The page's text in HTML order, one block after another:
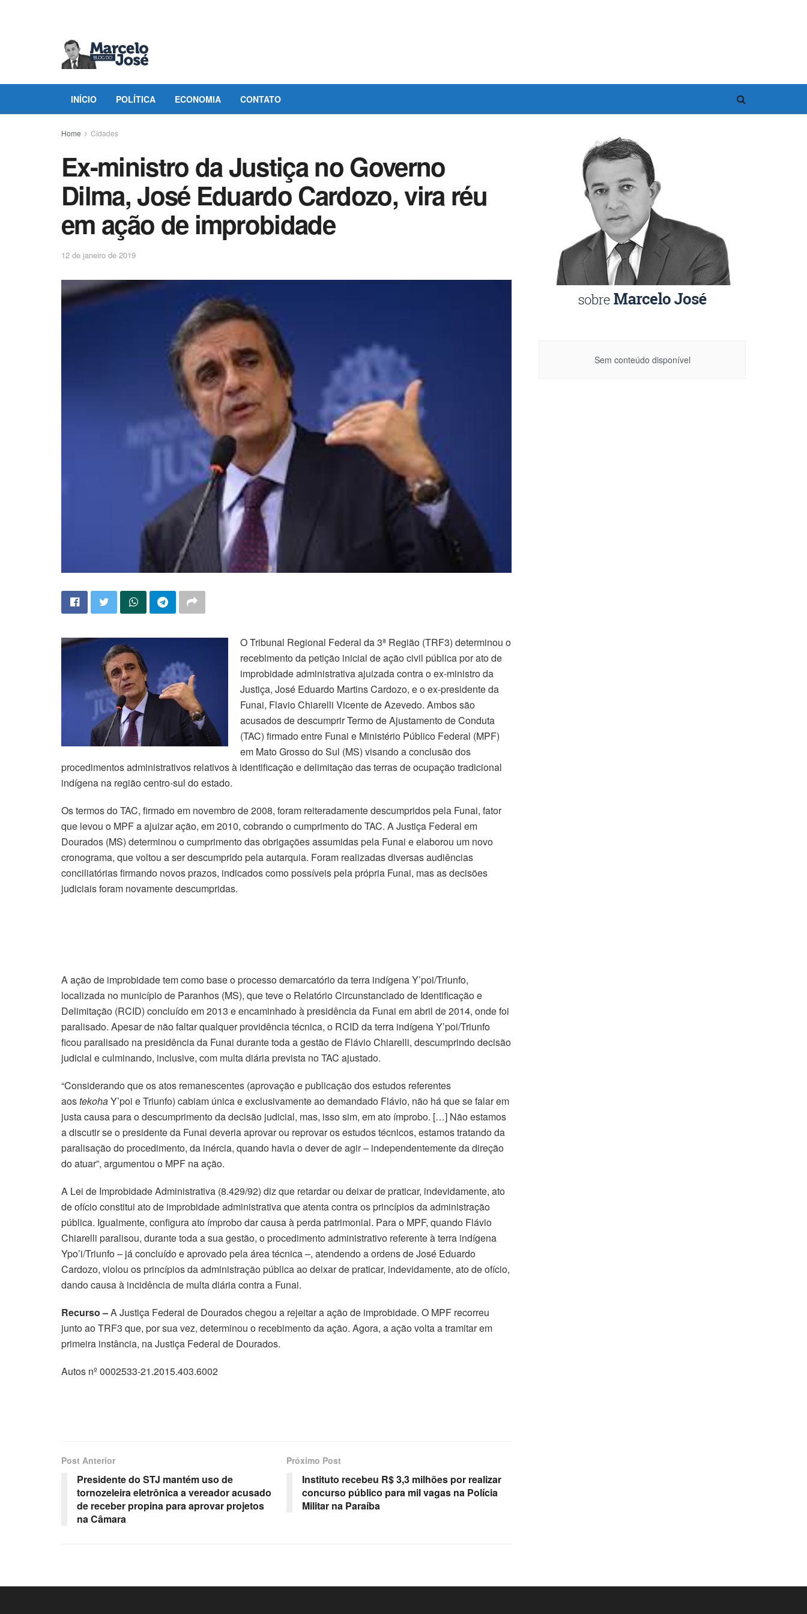
INÍCIO POLÍTICA ECONOMIA CONTATO
Home Cidades
Ex-ministro da Justiça no Governo
Dilma, José Eduardo Cardozo, vira réu
em ação de improbidade
12 de janeiro de 2019
O Tribunal Regional Federal da 3ª Região (TRF3) determinou o
recebimento da petição inicial de ação civil pública por ato de
improbidade administrativa ajuizada contra o ex-ministro da
Justiça, José Eduardo Martins Cardozo, e o ex-presidente da
Funai, Flavio Chiarelli Vicente de Azevedo. Ambos são
acusados de descumprir Termo de Ajustamento de Conduta
(TAC) firmado entre Funai e Ministério Público Federal (MPF)
em Mato Grosso do Sul (MS) visando a conclusão dos
procedimentos administrativos relativos à identificação e delimitação das terras de ocupação tradicional
indígena na região centro-sul do estado.
Os termos do TAC, firmado em novembro de 2008, foram reiteradamente descumpridos pela Funai, fator
que levou o MPF a ajuizar ação, em 2010, cobrando o cumprimento do TAC. A Justiça Federal em
Dourados (MS) determinou o cumprimento das obrigações assumidas pela Funai e elaborou um novo
cronograma, que voltou a ser descumprido pela autarquia. Foram realizadas diversas audiências
conciliatórias firmando novos prazos, indicados como possíveis pela própria Funai, mas as decisões
judiciais foram novamente descumpridas.
A ação de improbidade tem como base o processo demarcatório da terra indígena Y’poi/Triunfo,
localizada no município de Paranhos (MS), que teve o Relatório Circunstanciado de Identificação e
Delimitação (RCID) concluído em 2013 e encaminhado à presidência da Funai em abril de 2014, onde foi
paralisado. Apesar de não faltar qualquer providência técnica, o RCID da terra indígena Y’poi/Triunfo
ficou paralisado na presidência da Funai durante toda a gestão de Flávio Chiarelli, descumprindo decisão
judicial e culminando, inclusive, com multa diária prevista no TAC ajustado.
“Considerando que os atos remanescentes (aprovação e publicação dos estudos referentes
aostekohaY’poi e Triunfo) cabiam única e exclusivamente ao demandado Flávio, não há que se falar em
justa causa para o descumprimento da decisão judicial, mas, isso sim, em ato ímprobo. […] Não estamos
a discutir se o presidente da Funai deveria aprovar ou reprovar os estudos técnicos, estamos tratando da
paralisação do procedimento, da inércia, quando havia o dever de agir – independentemente da direção
do atuar”, argumentou o MPF na ação.
A Lei de Improbidade Administrativa (8.429/92) diz que retardar ou deixar de praticar, indevidamente, ato
de ofício constitui ato de improbidade administrativa que atenta contra os princípios da administração
pública. Igualmente, configura ato ímprobo dar causa à perda patrimonial. Para o MPF, quando Flávio
Chiarelli paralisou, durante toda a sua gestão, o procedimento administrativo referente à terra indígena
Ypo’i/Triunfo – já concluído e aprovado pela área técnica –, atendendo a ordens de José Eduardo
Cardozo, violou os princípios da administração pública ao deixar de praticar, indevidamente, ato de ofício,
dando causa à incidência de multa diária contra a Funai.
Recurso –A Justiça Federal de Dourados chegou a rejeitar a ação de improbidade. O MPF recorreu
junto ao TRF3 que, por sua vez, determinou o recebimento da ação. Agora, a ação volta a tramitar em
primeira instância, na Justiça Federal de Dourados.
Autos nº 0002533-21.2015.403.6002
Post Anterior
Presidente do STJ mantém uso de
tornozeleira eletrônica a vereador acusado
de receber propina para aprovar projetos
na Câmara
Próximo Post
Instituto recebeu R$ 3,3 milhões por realizar
concurso público para mil vagas na Polícia
Militar na Paraíba
Sem conteúdo disponível